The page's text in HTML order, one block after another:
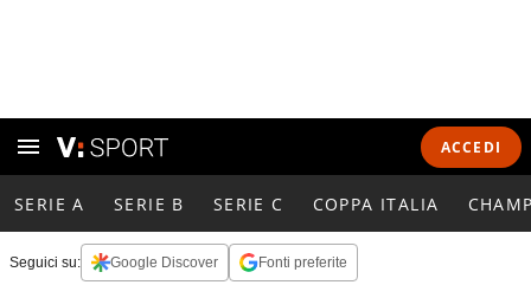
ACCEDI
SERIE A SERIE B SERIE C COPPA ITALIA
Seguici su: Google Discover Fonti preferite